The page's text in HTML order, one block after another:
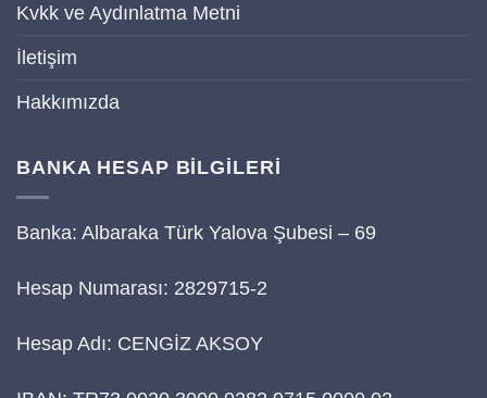
Kvkk ve Aydınlatma Metni
İletişim
Hakkımızda
BANKA HESAP BİLGİLERİ
Banka: Albaraka Türk Yalova Şubesi – 69
Hesap Numarası: 2829715-2
Hesap Adı: CENGİZ AKSOY